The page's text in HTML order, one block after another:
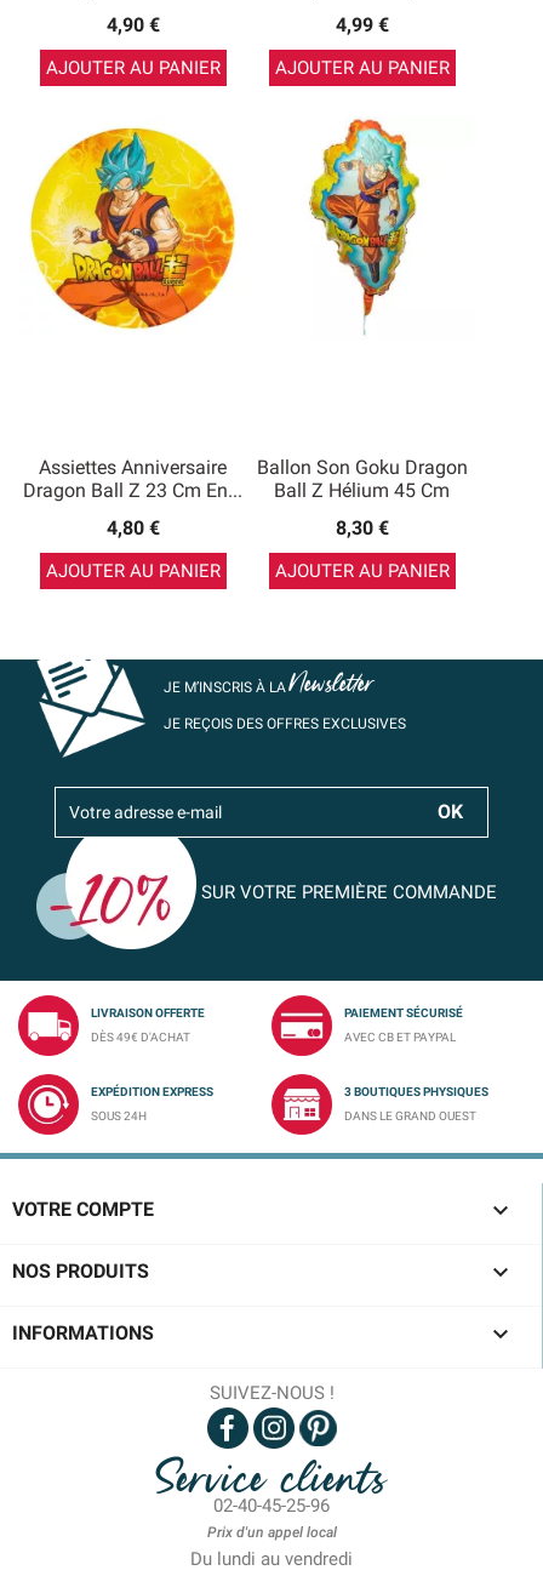
4,90 €
AJOUTER AU PANIER
4,99 €
AJOUTER AU PANIER
Assiettes Anniversaire
Dragon Ball Z 23 Cm En...
4,80 €
AJOUTER AU PANIER
Ballon Son Goku Dragon
Ball Z Hélium 45 Cm
8,30 €
AJOUTER AU PANIER
JE M’INSCRIS À LANewsletter
JE REÇOIS DES OFFRES EXCLUSIVES
SUR VOTRE PREMIÈRE COMMANDE
LIVRAISON OFFERTE
DÈS 49€ D'ACHAT
PAIEMENT SÉCURISÉ
AVEC CB ET PAYPAL
EXPÉDITION EXPRESS
SOUS 24H
3 BOUTIQUES PHYSIQUES
DANS LE GRAND OUEST
VOTRE COMPTE 
NOS PRODUITS 
INFORMATIONS 
SUIVEZ-NOUS !
Service clients
02-40-45-25-96
Prix d'un appel local
Du lundi au vendredi